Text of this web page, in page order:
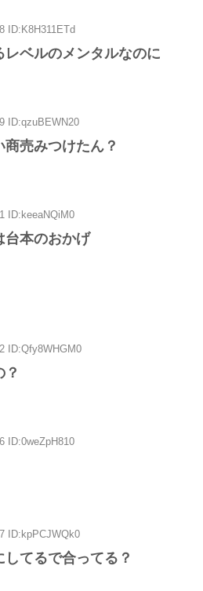
ID:K8H311ETd
ベルのメンタルなのに
ID:qzuBEWN20
売みつけたん？
ID:keeaNQiM0
台本のおかげ
ID:Qfy8WHGM0
ID:0weZpH810
ID:kpPCJWQk0
てるで合ってる？